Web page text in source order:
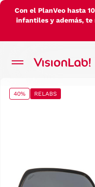
Con el PlanVeo hasta
infantiles y además, te
40% RELABS